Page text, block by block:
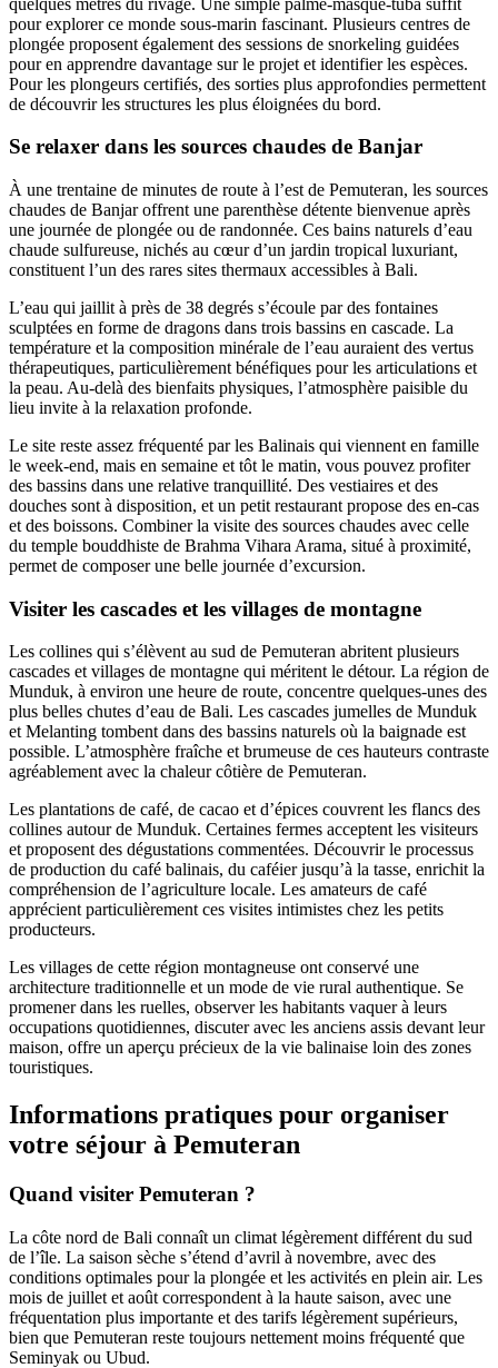
pour explorer ce monde sous-marin fascinant. Plusieurs centres de
plongée proposent également des sessions de snorkeling guidées
pour en apprendre davantage sur le projet et identifier les espèces.
Pour les plongeurs certifiés, des sorties plus approfondies permettent
de découvrir les structures les plus éloignées du bord.
Se relaxer dans les sources chaudes de Banjar
À une trentaine de minutes de route à l’est de Pemuteran, les sources
chaudes de Banjar offrent une parenthèse détente bienvenue après
une journée de plongée ou de randonnée. Ces bains naturels d’eau
chaude sulfureuse, nichés au cœur d’un jardin tropical luxuriant,
constituent l’un des rares sites thermaux accessibles à Bali.
L’eau qui jaillit à près de 38 degrés s’écoule par des fontaines
sculptées en forme de dragons dans trois bassins en cascade. La
température et la composition minérale de l’eau auraient des vertus
thérapeutiques, particulièrement bénéfiques pour les articulations et
la peau. Au-delà des bienfaits physiques, l’atmosphère paisible du
lieu invite à la relaxation profonde.
Le site reste assez fréquenté par les Balinais qui viennent en famille
le week-end, mais en semaine et tôt le matin, vous pouvez profiter
des bassins dans une relative tranquillité. Des vestiaires et des
douches sont à disposition, et un petit restaurant propose des en-cas
et des boissons. Combiner la visite des sources chaudes avec celle
du temple bouddhiste de Brahma Vihara Arama, situé à proximité,
permet de composer une belle journée d’excursion.
Visiter les cascades et les villages de montagne
Les collines qui s’élèvent au sud de Pemuteran abritent plusieurs
cascades et villages de montagne qui méritent le détour. La région de
Munduk, à environ une heure de route, concentre quelques-unes des
plus belles chutes d’eau de Bali. Les cascades jumelles de Munduk
et Melanting tombent dans des bassins naturels où la baignade est
possible. L’atmosphère fraîche et brumeuse de ces hauteurs contraste
agréablement avec la chaleur côtière de Pemuteran.
Les plantations de café, de cacao et d’épices couvrent les flancs des
collines autour de Munduk. Certaines fermes acceptent les visiteurs
et proposent des dégustations commentées. Découvrir le processus
de production du café balinais, du caféier jusqu’à la tasse, enrichit la
compréhension de l’agriculture locale. Les amateurs de café
apprécient particulièrement ces visites intimistes chez les petits
producteurs.
Les villages de cette région montagneuse ont conservé une
architecture traditionnelle et un mode de vie rural authentique. Se
promener dans les ruelles, observer les habitants vaquer à leurs
occupations quotidiennes, discuter avec les anciens assis devant leur
maison, offre un aperçu précieux de la vie balinaise loin des zones
touristiques.
Informations pratiques pour organiser
votre séjour à Pemuteran
Quand visiter Pemuteran ?
La côte nord de Bali connaît un climat légèrement différent du sud
de l’île. La saison sèche s’étend d’avril à novembre, avec des
conditions optimales pour la plongée et les activités en plein air. Les
mois de juillet et août correspondent à la haute saison, avec une
fréquentation plus importante et des tarifs légèrement supérieurs,
bien que Pemuteran reste toujours nettement moins fréquenté que
Seminyak ou Ubud.